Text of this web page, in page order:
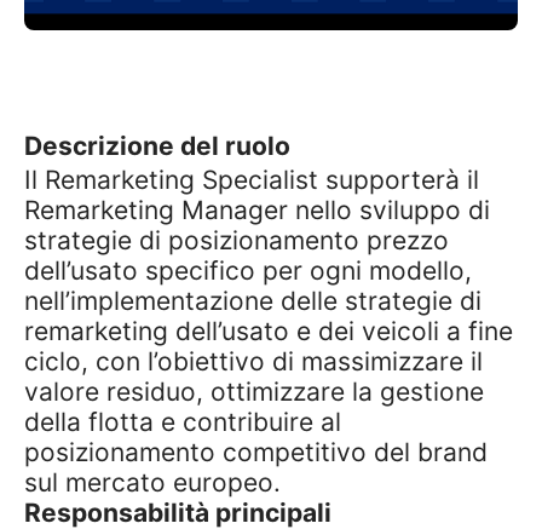
Descrizione del ruolo
Il Remarketing Specialist supporterà il
Remarketing Manager nello sviluppo di
strategie di posizionamento prezzo
dell’usato specifico per ogni modello,
nell’implementazione delle strategie di
remarketing dell’usato e dei veicoli a fine
ciclo, con l’obiettivo di massimizzare il
valore residuo, ottimizzare la gestione
della flotta e contribuire al
posizionamento competitivo del brand
sul mercato europeo.
Responsabilità principali